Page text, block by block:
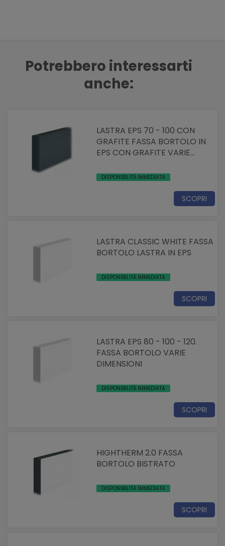
Potrebbero interessarti
anche:
LASTRA EPS 70 - 100 CON
GRAFITE FASSA BORTOLO IN
EPS CON GRAFITE VARIE
DISPONIBILITÀ IMMEDIATA
SCOPRI
LASTRA CLASSIC WHITE FASSA
BORTOLO LASTRA IN EPS
DISPONIBILITÀ IMMEDIATA
SCOPRI
LASTRA EPS 80 - 100 - 120.
FASSA BORTOLO VARIE
DIMENSIONI
DISPONIBILITÀ IMMEDIATA
SCOPRI
HIGHTHERM 2.0 FASSA
BORTOLO BISTRATO
DISPONIBILITÀ IMMEDIATA
SCOPRI